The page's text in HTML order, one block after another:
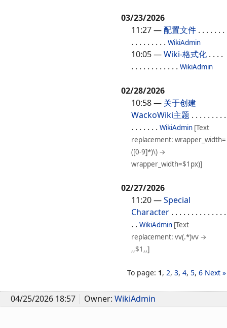
03/23/2026
11:27—配置文件 . . . . . . .
. . . . . . . . . WikiAdmin
10:05—Wiki-格式化 . . . .
. . . . . . . . . . . . WikiAdmin
02/28/2026
10:58— 关于创建
WackoWiki主题 . . . . . . . . .
. . . . . . . WikiAdmin [Text
replacement: wrapper_width=
([0-9]*)\) →
wrapper_width=$1px)]
02/27/2026
11:20—Special
Character . . . . . . . . . . . . . .
. . WikiAdmin [Text
replacement: vv(.*)vv →
,,$1,,]
To page: 1, 2, 3, 4, 5, 6 Next »
04/25/2026 18:57 Owner: WikiAdmin